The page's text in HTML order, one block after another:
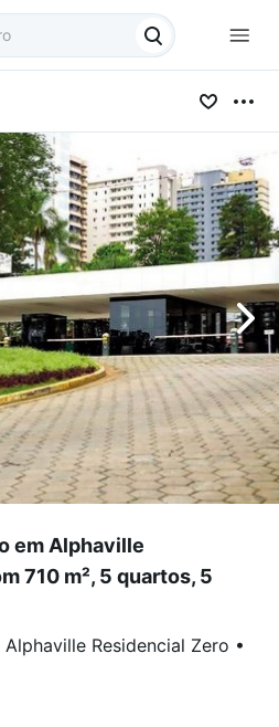
em Alphaville
710 m², 5 quartos, 5
Alphaville Residencial Zero •